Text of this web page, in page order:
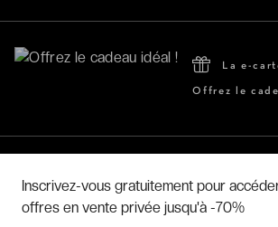
La e-
Offrez le
Hôtels par régions
Inscrivez-vous gratuitement pour
offres en vente privée jusqu'à -70%